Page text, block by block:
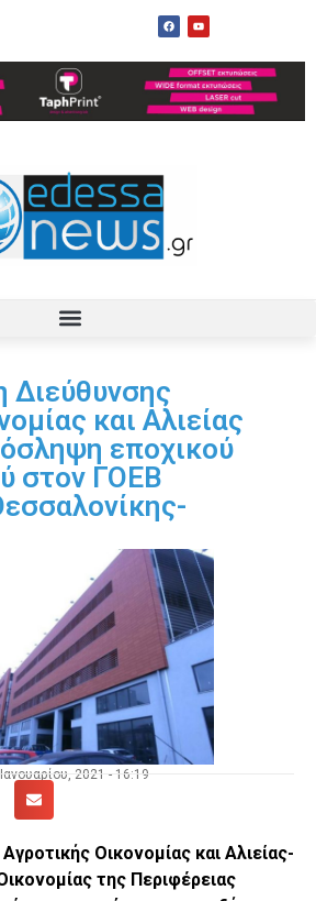
Διεύθυνσης
και Αλιείας
εποχικού
στον ΓΟΕΒ
2021 - 16:19
Οικονομίας και Αλιείας-
της Περιφέρειας